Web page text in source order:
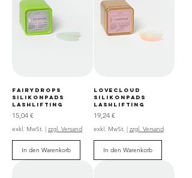
FairyDrops
Silikonpads
Lashlifting
Preis
15,04 €
exkl. MwSt. | zzgl. Versand
In den Warenkorb
LoveCloud
Silikonpads
Lashlifting
Preis
19,24 €
exkl. MwSt. | zzgl. Versand
In den Warenkorb